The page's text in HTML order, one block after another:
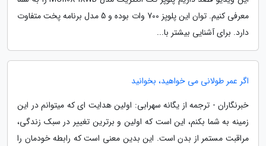
معرفی کنیم. توان این پلوپز 700 وات بوده و 5 مدل برنامه پخت متفاوت
دارد. برای آشنایی بیشتر با...
اگر عمر طولانی می خواهید، بخوانید
خبرنگاران - ترجمه از یگانه سهرابی: اولین هدایت ای که میتوانم در این
زمینه به شما بکنم، این است که اولین و برترین تغییر در سبک زندگی،
مراقبت مستمر از بدن است. این بدین معنی است که رابطه خودمان را